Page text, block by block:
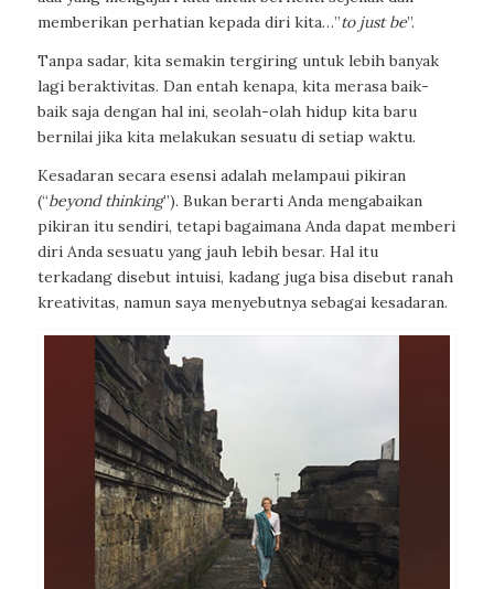
memberikan perhatian kepada diri kita…”to just be”.
Tanpa sadar, kita semakin tergiring untuk lebih banyak
lagi beraktivitas. Dan entah kenapa, kita merasa baik-
baik saja dengan hal ini, seolah-olah hidup kita baru
bernilai jika kita melakukan sesuatu di setiap waktu.
Kesadaran secara esensi adalah melampaui pikiran
(“beyond thinking”). Bukan berarti Anda mengabaikan
pikiran itu sendiri, tetapi bagaimana Anda dapat memberi
diri Anda sesuatu yang jauh lebih besar. Hal itu
terkadang disebut intuisi, kadang juga bisa disebut ranah
kreativitas, namun saya menyebutnya sebagai kesadaran.